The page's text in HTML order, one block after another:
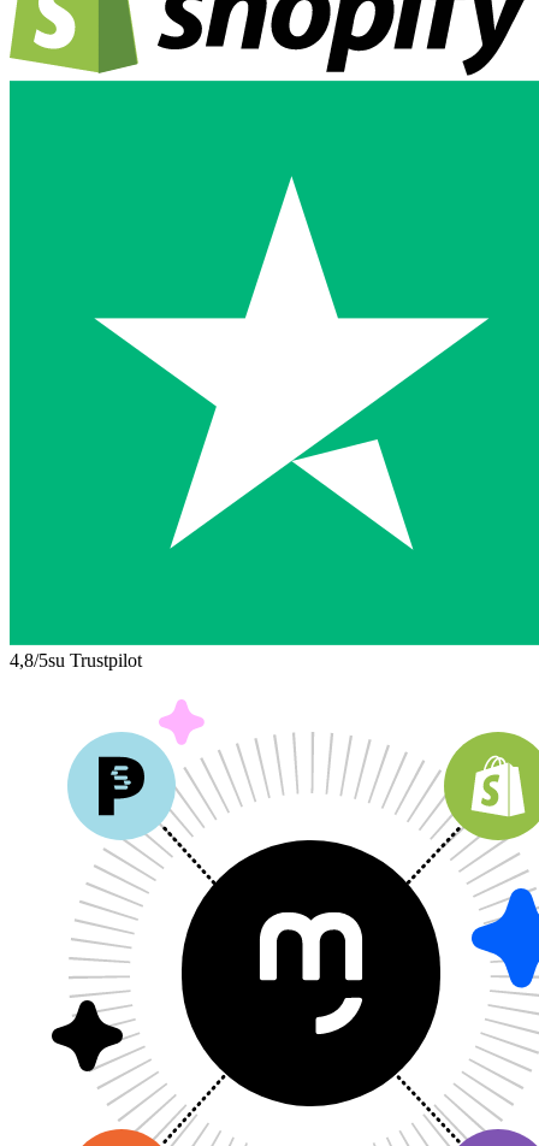
4,8/5su Trustpilot